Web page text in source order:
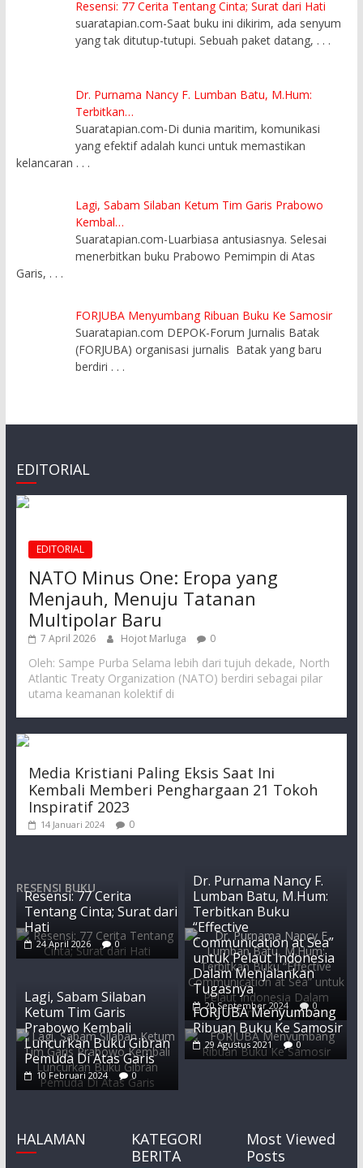
Resensi: 77 Cerita Tentang Cinta; Surat dari Hati
suaratapian.com-Saat buku ini dikirim, ada senyum
yang tak ditutup-tutupi. Sebuah paket datang, . . .
Dr. Purnama Nancy F. Lumban Batu, M.Hum:
Terbitkan…
Suaratapian.com-Di dunia maritim, komunikasi
yang efektif adalah kunci untuk memastikan
kelancaran . . .
Lagi, Sabam Silaban Ketum Tim Garis Prabowo
Kembal…
Suaratapian.com-Luarbiasa antusiasnya. Selesai
menerbitkan buku Prabowo Pemimpin di Atas
Garis, . . .
FORJUBA Menyumbang Ribuan Buku Ke Samosir
Suaratapian.com DEPOK-Forum Jurnalis Batak
(FORJUBA) organisasi jurnalis Batak yang baru
berdiri . . .
EDITORIAL
EDITORIAL
NATO Minus One: Eropa yang
Menjauh, Menuju Tatanan
Multipolar Baru
7 April 2026 Hojot Marluga 0
Oleh: Sampe Purba Selama lebih dari tujuh dekade, North
Atlantic Treaty Organization (NATO) berdiri sebagai pilar
utama keamanan kolektif di
Media Kristiani Paling Eksis Saat Ini
Kembali Memberi Penghargaan 21 Tokoh
Inspiratif 2023
14 Januari 2024 0
RESENSI BUKU
Resensi: 77 Cerita
Tentang Cinta; Surat dari
Hati
24 April 2026 0
Dr. Purnama Nancy F.
Lumban Batu, M.Hum:
Terbitkan Buku
“Effective
Communication at Sea”
untuk Pelaut Indonesia
Dalam Menjalankan
Tugasnya
20 September 2024 0
Lagi, Sabam Silaban
Ketum Tim Garis
Prabowo Kembali
Luncurkan Buku Gibran
Pemuda Di Atas Garis
10 Februari 2024 0
FORJUBA Menyumbang
Ribuan Buku Ke Samosir
29 Agustus 2021 0
HALAMAN
KATEGORI
BERITA
Most Viewed
Posts